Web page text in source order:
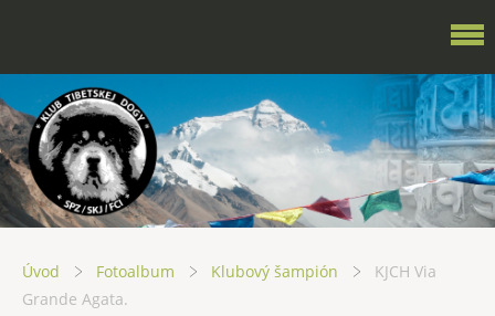
Úvod Fotoalbum Klubový šampión
KJCH Via
Grande Agata.